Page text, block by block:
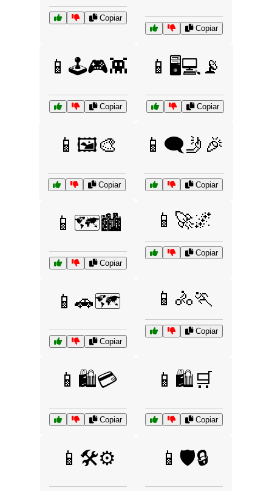
Copiar
Copiar
📱🕹️🎮👾
Copiar
📱🖥️💻📡
Copiar
📱🖼️🎨
Copiar
📱🗨️🤳🎉
Copiar
📱🗺️🏙️
Copiar
📱🚀🌌
Copiar
📱🚗🗺️
Copiar
📱🚴🏃
Copiar
📱🛍️💳
Copiar
📱🛍️🛒
Copiar
📱🛠️⚙️ 📱🛡️🔒